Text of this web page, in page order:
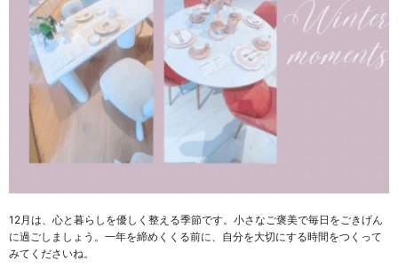
12月は、心と暮らしを優しく整える季節です。小さなご褒美で毎日をごきげん
に過ごしましょう。一年を締めくくる前に、自分を大切にする時間をつくって
みてくださいね。